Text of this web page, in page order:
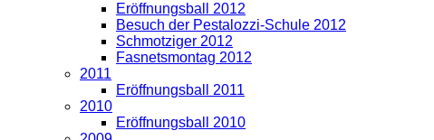
Eröffnungsball 2012
Besuch der Pestalozzi-Schule 2012
Schmotziger 2012
Fasnetsmontag 2012
2011
Eröffnungsball 2011
2010
Eröffnungsball 2010